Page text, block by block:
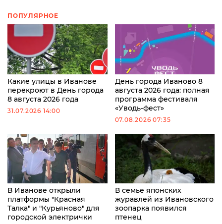
ПОПУЛЯРНОЕ
Какие улицы в Иванове
перекроют в День города
8 августа 2026 года
31.07.2026 14:00
День города Иваново 8
августа 2026 года: полная
программа фестиваля
«Уводь-фест»
07.08.2026 07:35
В Иванове открыли
платформы "Красная
Талка" и "Курьяново" для
городской электрички
В семье японских
журавлей из Ивановского
зоопарка появился
птенец